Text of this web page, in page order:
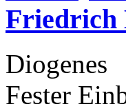
Friedrich
Diogenes
Fester